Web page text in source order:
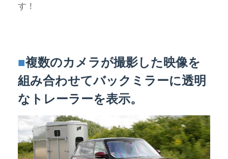
す！
■複数のカメラが撮影した映像を
組み合わせてバックミラーに透明
なトレーラーを表示。